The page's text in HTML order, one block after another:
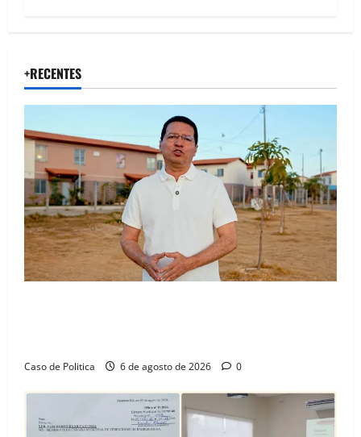
+RECENTES
Caso de Politica 6 de agosto de 2026 0